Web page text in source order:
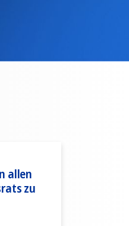
allen
zu